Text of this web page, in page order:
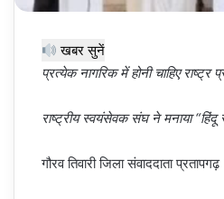
खबर सुनें
प्रत्येक नागरिक में होनी चाहिए राष्ट्र
राष्ट्रीय स्वयंसेवक संघ ने मनाया “हिंदू
गौरव तिवारी जिला संवाददाता